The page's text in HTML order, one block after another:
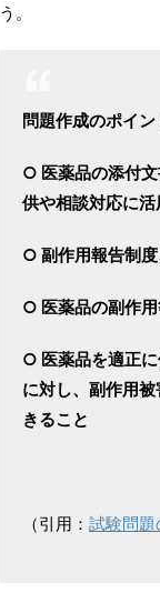
う。
問題作成のポイン
○ 医薬品の添付
供や相談対応に活
○ 副作用報告制
○ 医薬品の副作
○ 医薬品を適正
に対し、副作用
きること
（引用： 試験問